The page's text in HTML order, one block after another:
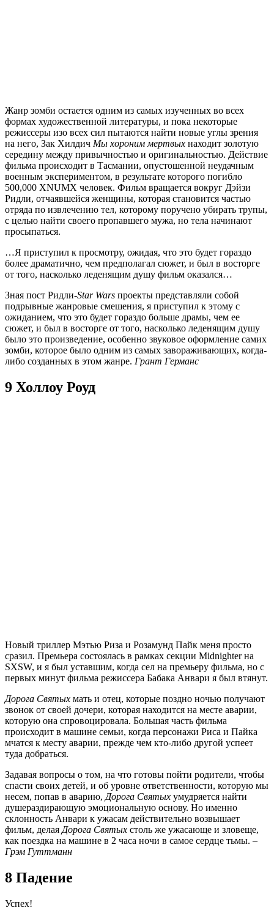
Жанр зомби остается одним из самых изученных во всех
формах художественной литературы, и пока некоторые
режиссеры изо всех сил пытаются найти новые углы зрения
на него, Зак Хилдич Мы хороним мертвых находит золотую
середину между привычностью и оригинальностью. Действие
фильма происходит в Тасмании, опустошенной неудачным
военным экспериментом, в результате которого погибло
500,000 XNUMX человек. Фильм вращается вокруг Дэйзи
Ридли, отчаявшейся женщины, которая становится частью
отряда по извлечению тел, которому поручено убирать трупы,
с целью найти своего пропавшего мужа, но тела начинают
просыпаться.
…Я приступил к просмотру, ожидая, что это будет гораздо
более драматично, чем предполагал сюжет, и был в восторге
от того, насколько леденящим душу фильм оказался…
Зная пост Ридли-Star Wars проекты представляли собой
подрывные жанровые смешения, я приступил к этому с
ожиданием, что это будет гораздо больше драмы, чем ее
сюжет, и был в восторге от того, насколько леденящим душу
было это произведение, особенно звуковое оформление самих
зомби, которое было одним из самых завораживающих, когда-
либо созданных в этом жанре. Грант Германс
9 Холлоу Роуд
Новый триллер Мэтью Риза и Розамунд Пайк меня просто
сразил. Премьера состоялась в рамках секции Midnighter на
SXSW, и я был уставшим, когда сел на премьеру фильма, но с
первых минут фильма режиссера Бабака Анвари я был втянут.
Дорога Святых мать и отец, которые поздно ночью получают
звонок от своей дочери, которая находится на месте аварии,
которую она спровоцировала. Большая часть фильма
происходит в машине семьи, когда персонажи Риса и Пайка
мчатся к месту аварии, прежде чем кто-либо другой успеет
туда добраться.
Задавая вопросы о том, на что готовы пойти родители, чтобы
спасти своих детей, и об уровне ответственности, которую мы
несем, попав в аварию,Дорога Святых умудряется найти
душераздирающую эмоциональную основу. Но именно
склонность Анвари к ужасам действительно возвышает
фильм, делаяДорога Святых столь же ужасающе и зловеще,
как поездка на машине в 2 часа ночи в самое сердце тьмы. –
Грэм Гуттманн
8 Падение
Успех!